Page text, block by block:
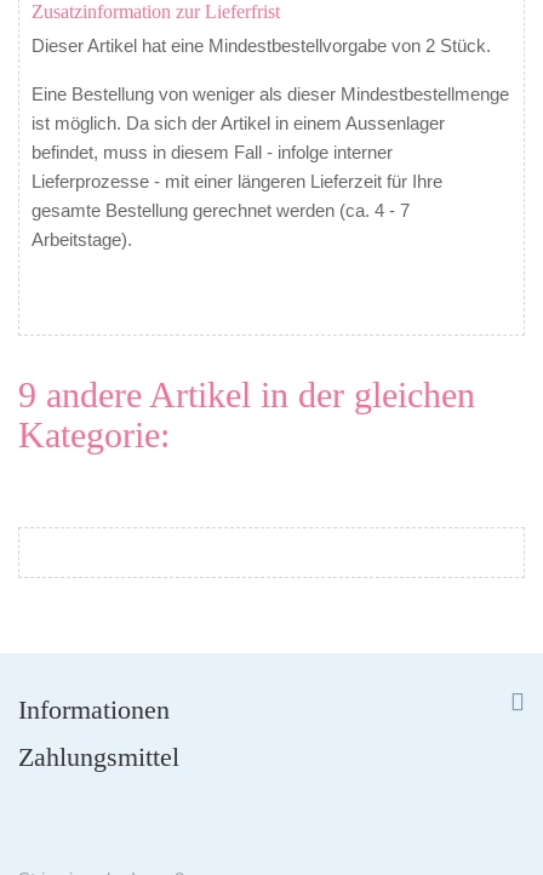
Zusatzinformation zur Lieferfrist
Dieser Artikel hat eine Mindestbestellvorgabe von 2 Stück.
Eine Bestellung von weniger als dieser Mindestbestellmenge
ist möglich. Da sich der Artikel in einem Aussenlager
befindet, muss in diesem Fall - infolge interner
Lieferprozesse - mit einer längeren Lieferzeit für Ihre
gesamte Bestellung gerechnet werden (ca. 4 - 7
Arbeitstage).
9 andere Artikel in der gleichen
Kategorie:
Informationen 

Zahlungsmittel